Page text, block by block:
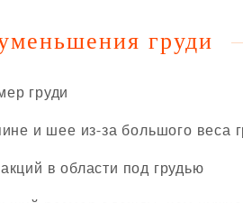
груди
груди
и шее из-за большого веса
в области под грудью